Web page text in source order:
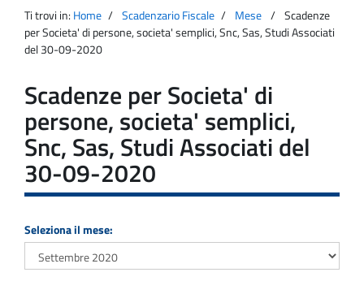
Agenzia
Entrate
principale
Ti trovi in: Home Scadenzario Fiscale Mese
Scadenze
per Societa' di persone, societa' semplici, Snc, Sas, Studi Associati
del 30-09-2020
Scadenze per Societa' di
persone, societa' semplici,
Snc, Sas, Studi Associati del
30-09-2020
Seleziona il mese: